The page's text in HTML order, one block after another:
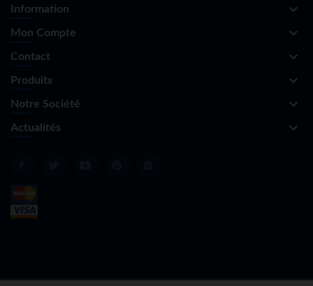
Information keyboard_arrow_down
Mon Compte keyboard_arrow_down
Contact keyboard_arrow_down
Produits keyboard_arrow_down
Notre Société keyboard_arrow_down
Actualités keyboard_arrow_down